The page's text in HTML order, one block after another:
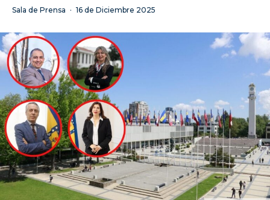
Sala de Prensa · 16 de Diciembre 2025